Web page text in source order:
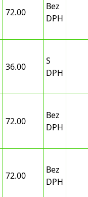
72.00
Bez
DPH
36.00
S
DPH
72.00
Bez
DPH
72.00
Bez
DPH